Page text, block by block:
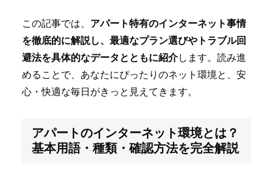
この記事では、 アパート特有のインターネット事情
を徹底的に解説し、最適なプラン選びやトラブル回
避法を具体的なデータとともに紹介します。読み進
めることで、あなたにぴったりのネット環境と、安
心・快適な毎日がきっと見えてきます。
アパートのインターネット環境とは？
基本用語・種類・確認方法を完全解説